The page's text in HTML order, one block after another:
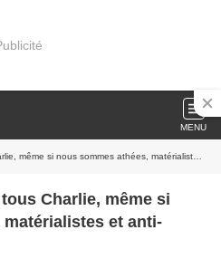
MENU
si nous sommes athées, matérialistes et anti-islamistes
Charlie, même si
et anti-